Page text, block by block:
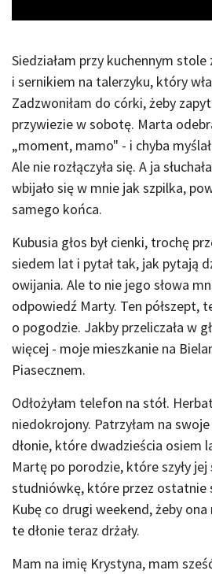
Siedziałam przy kuchennym
i sernikiem na talerzyku, który
Zadzwoniłam do córki, żeby
przywiezie w sobotę. Marta
„moment, mamo" - i chyba
Ale nie rozłączyła się. A ja
wbijało się w mnie jak szpilka,
samego końca.
Kubusia głos był cienki, trochę
siedem lat i pytał tak, jak pytają
owijania. Ale to nie jego słowa
odpowiedź Marty. Ten półszept,
o pogodzie. Jakby przeliczała w
więcej - moje mieszkanie na
Piasecznem.
Odłożyłam telefon na stół.
niedokrojony. Patrzyłam na
dłonie, które dwadzieścia osiem
Martę po porodzie, które szyły jej
studniówkę, które przez ostatnie
Kubę co drugi weekend, żeby ona
te dłonie teraz drżały.
Mam na imię Krystyna, mam